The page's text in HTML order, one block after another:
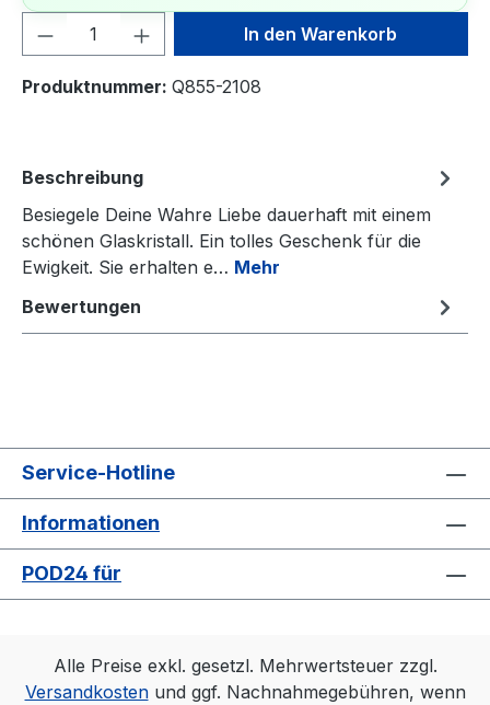
Produkt Anzahl: Gib denIn den Warenkorb
Produktnummer: Q855-2108
Beschreibung
Besiegele Deine Wahre Liebe dauerhaft mit einem
schönen Glaskristall. Ein tolles Geschenk für die
Ewigkeit. Sie erhalten e… Mehr
Bewertungen
Service-Hotline
Informationen
POD24 für
Alle Preise exkl. gesetzl. Mehrwertsteuer zzgl.
Versandkostenund ggf. Nachnahmegebühren, wenn